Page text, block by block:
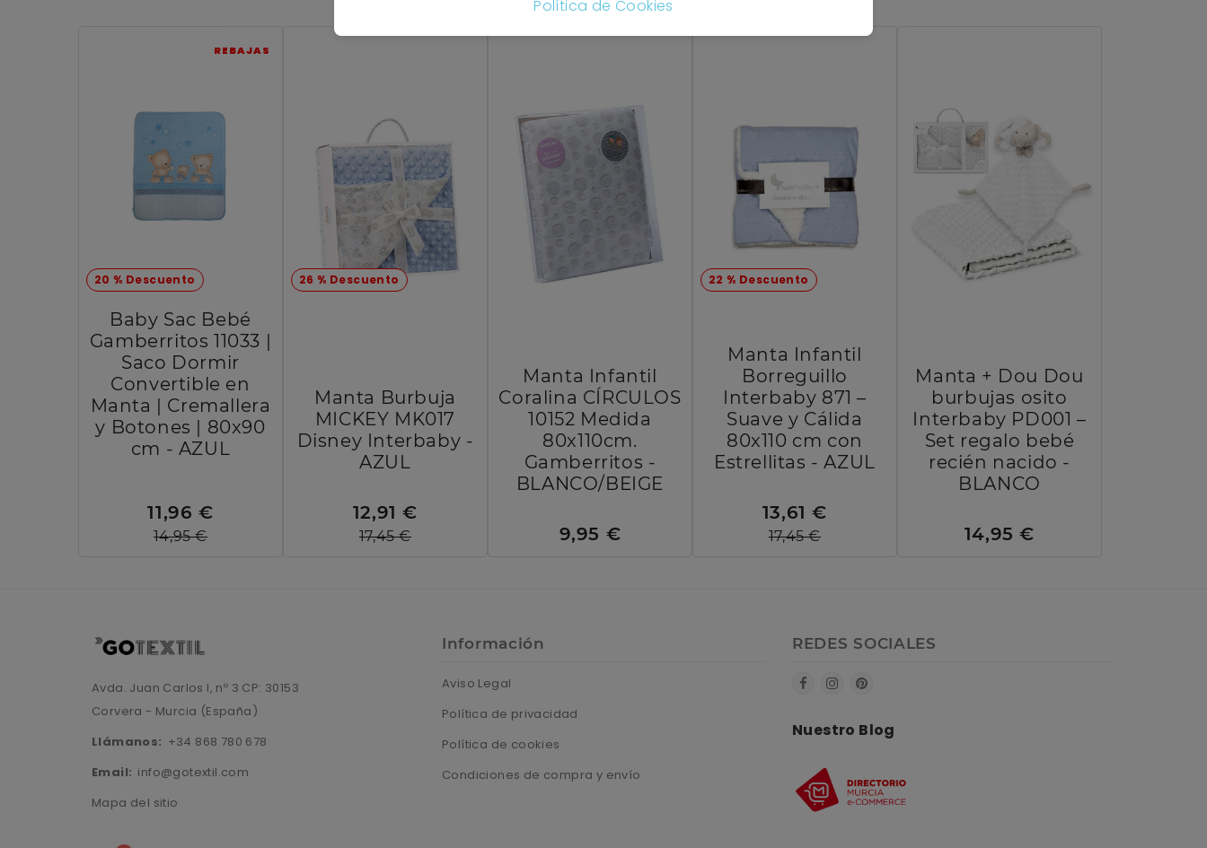
Política de Cookies
20 % Descuento
REBAJAS
Baby Sac Bebé
Gamberritos 11033 |
Saco Dormir
Convertible en
Manta | Cremallera
y Botones | 80x90
cm - AZUL
11,96 €
14,95 €
26 % Descuento
Manta Burbuja
MICKEY MK017
Disney Interbaby -
AZUL
12,91 €
17,45 €
Manta Infantil
Coralina CÍRCULOS
10152 Medida
80x110cm.
Gamberritos -
BLANCO/BEIGE
9,95 €
22 % Descuento
Manta Infantil
Borreguillo
Interbaby 871 –
Suave y Cálida
80x110 cm con
Estrellitas - AZUL
13,61 €
17,45 €
Manta + Dou Dou
burbujas osito
Interbaby PD001 –
Set regalo bebé
recién nacido -
BLANCO
14,95 €
Avda. Juan Carlos I, nº 3 CP: 30153
Corvera - Murcia (España)
Llámanos: +34 868 780 678
Email: info@gotextil.com
Mapa del sitio
Información
Aviso Legal
Política de privacidad
Política de cookies
Condiciones de compra y envío
REDES SOCIALES
Nuestro Blog